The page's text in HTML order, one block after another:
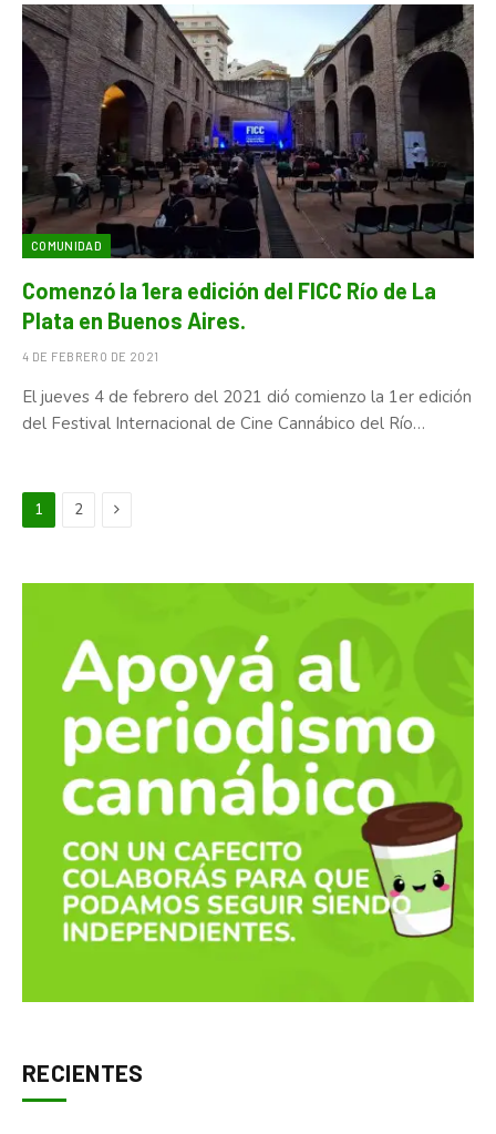
COMUNIDAD
Comenzó la 1era edición del FICC Río de La
Plata en Buenos Aires.
4 DE FEBRERO DE 2021
El jueves 4 de febrero del 2021 dió comienzo la 1er edición
del Festival Internacional de Cine Cannábico del Río…
1 2 Next
RECIENTES